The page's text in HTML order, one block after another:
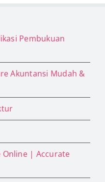
Pembukuan
Akuntansi Mudah &
Online | Accurate